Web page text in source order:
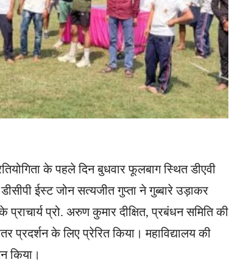
के पहले दिन बुधवार फूलबाग ​स्थित डीएवी
ईस्ट जोन सत्यजीत गुप्ता ने गुब्बारे उड़ाकर
प्राचार्य प्रो. अरुण कुमार दीक्षित, प्रबंधन समिति की
के लिए प्रेरित किया। महाविद्यालय की
किया।